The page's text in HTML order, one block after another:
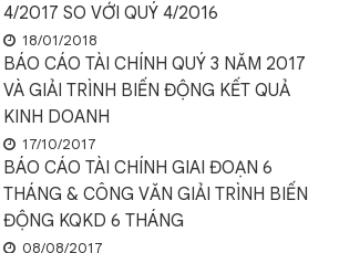
4/2017 SO VỚI QUÝ 4/2016
18/01/2018
BÁO CÁO TÀI CHÍNH QUÝ 3 NĂM 2017
VÀ GIẢI TRÌNH BIẾN ĐỘNG KẾT QUẢ
KINH DOANH
17/10/2017
BÁO CÁO TÀI CHÍNH GIAI ĐOẠN 6
THÁNG & CÔNG VĂN GIẢI TRÌNH BIẾN
ĐỘNG KQKD 6 THÁNG
08/08/2017